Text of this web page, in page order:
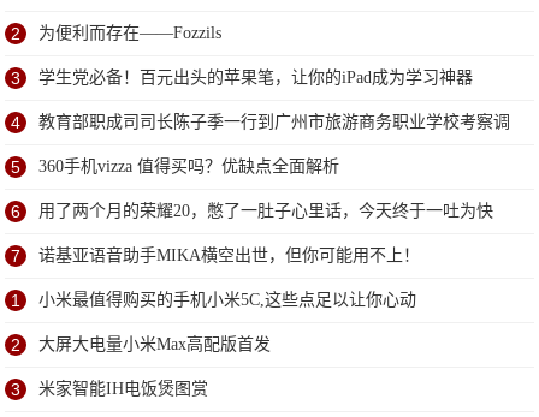
2 为便利而存在——Fozzils
3 学生党必备！百元出头的苹果笔，让你的iPad成为学习神器
4 教育部职成司司长陈子季一行到广州市旅游商务职业学校考察调
研
5 360手机vizza 值得买吗？优缺点全面解析
6 用了两个月的荣耀20，憋了一肚子心里话，今天终于一吐为快
7 诺基亚语音助手MIKA横空出世，但你可能用不上！
1 小米最值得购买的手机小米5C,这些点足以让你心动
2 大屏大电量小米Max高配版首发
3 米家智能IH电饭煲图赏